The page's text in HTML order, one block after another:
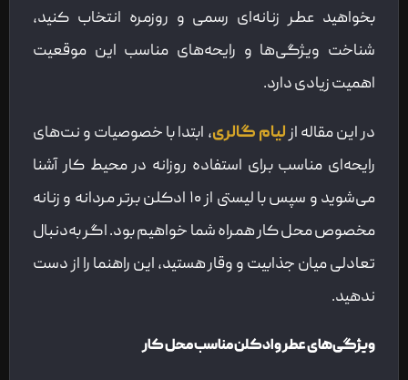
بخواهید عطر زنانه‌ای رسمی و روزمره انتخاب کنید،
شناخت ویژگی‌ها و رایحه‌های مناسب این موقعیت
اهمیت زیادی دارد.
در این مقاله از لیام گالری، ابتدا با خصوصیات و نت‌های
رایحه‌ای مناسب برای استفاده روزانه در محیط کار آشنا
می‌شوید و سپس با لیستی از ۱۰ ادکلن برتر مردانه و زنانه
مخصوص محل کار همراه شما خواهیم بود. اگر به‌دنبال
تعادلی میان جذابیت و وقار هستید، این راهنما را از دست
ندهید.
ویژگی‌های عطر و ادکلن مناسب محل کار